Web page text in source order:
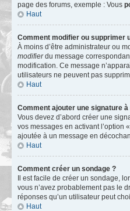
page des forums, exemple : Vous
Haut
Comment modifier ou supprimer
À moins d’être administrateur ou
modifierdu message
modification. Ce message
utilisateurs ne peuvent pas
Haut
Comment ajouter une signature
Vous devez d’abord créer une
vos messages en activant l’option
ajoutée à un message en
Haut
Comment créer un sondage ?
Il est facile de créer un sondage,
vous n’avez probablement pas le
réponses qu’un utilisateur peut
Haut